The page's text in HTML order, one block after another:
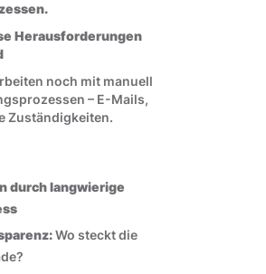
Herausforderungen
noch mit manuell
– E-Mails,
Zuständigkeiten.
durch langwierige
Wo steckt die